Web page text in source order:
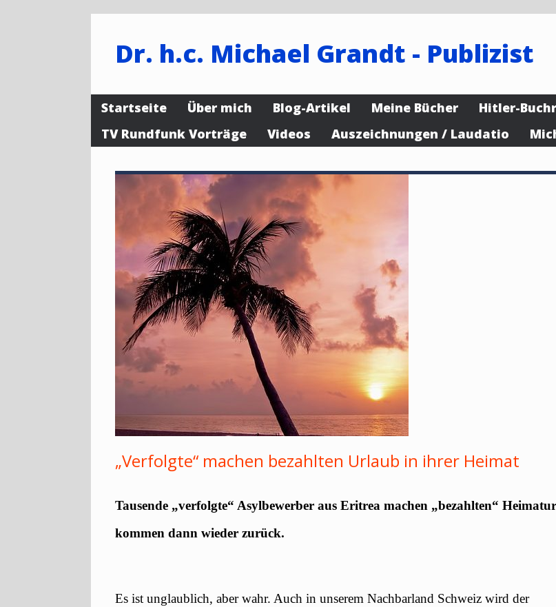
Dr. h.c. Michael Grandt - Publizist
Startseite Über mich Blog-Artikel Meine Bücher Hitler-
TV Rundfunk Vorträge
Videos Auszeichnungen / Laudatio
„Verfolgte“ machen bezahlten Urlaub in ihrer Heimat
Tausende „verfolgte“ Asylbewerber aus Eritrea machen „bezahlten“
kommen dann wieder zurück.
Es ist unglaublich, aber wahr. Auch in unserem Nachbarland Schweiz wird der